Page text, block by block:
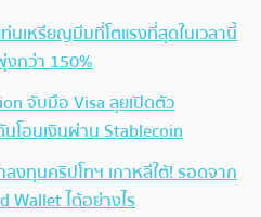
นเหรียญมีมที่โตแรงที่สุดในเวลานี้
กว่า 150%
จับมือ Visa ลุยเปิดตัว
โอนเงินผ่าน Stablecoin
งทุนคริปโทฯ เกาหลีใต้! รอดจาก
Wallet ได้อย่างไร